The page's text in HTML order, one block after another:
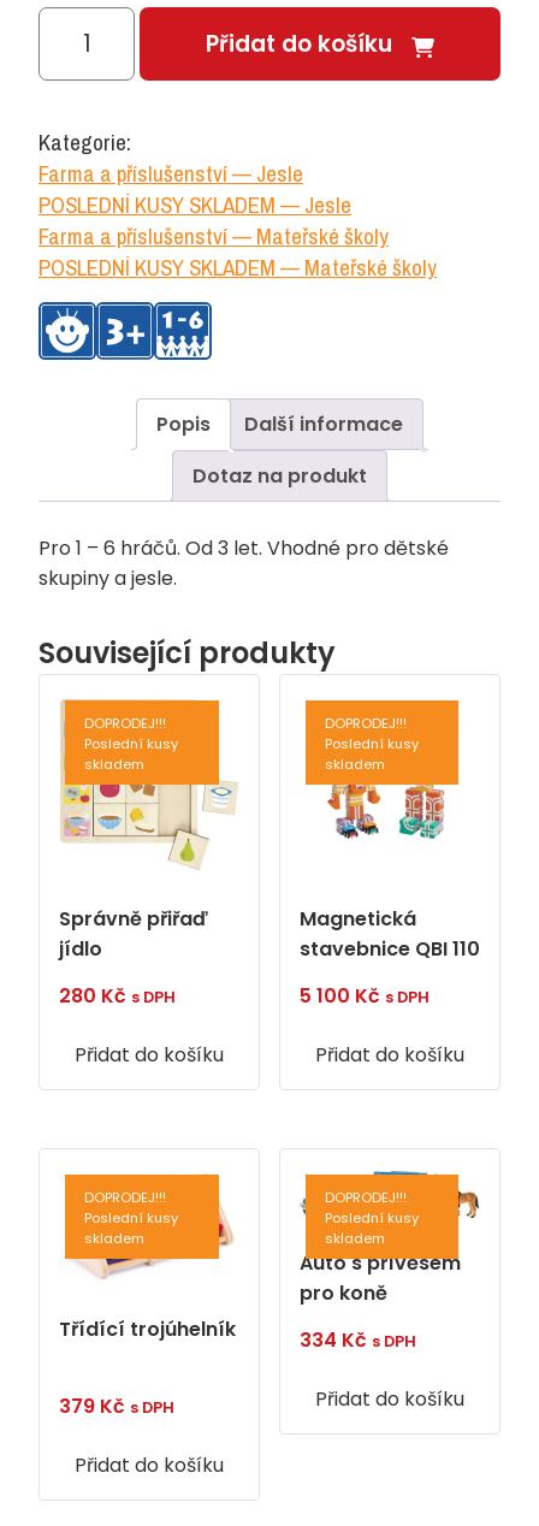
Kráva
černobílá
sada
6
ks
množství
Přidat do košíku
Kategorie:
Farma a příslušenství — Jesle
POSLEDNÍ KUSY SKLADEM — Jesle
Farma a příslušenství — Mateřské školy
POSLEDNÍ KUSY SKLADEM — Mateřské školy
Popis
Další informace
Dotaz na produkt
Pro 1 – 6 hráčů. Od 3 let. Vhodné pro dětské
skupiny a jesle.
Související produkty
DOPRODEJ!!!
Poslední kusy
skladem
Správně přiřaď
jídlo
280 Kč s DPH
Přidat do košíku
DOPRODEJ!!!
Poslední kusy
skladem
Magnetická
stavebnice QBI 110
5 100 Kč s DPH
Přidat do košíku
DOPRODEJ!!!
Poslední kusy
skladem
Třídící trojúhelník
379 Kč s DPH
Přidat do košíku
DOPRODEJ!!!
Poslední kusy
skladem
Auto s přívěsem
pro koně
334 Kč s DPH
Přidat do košíku